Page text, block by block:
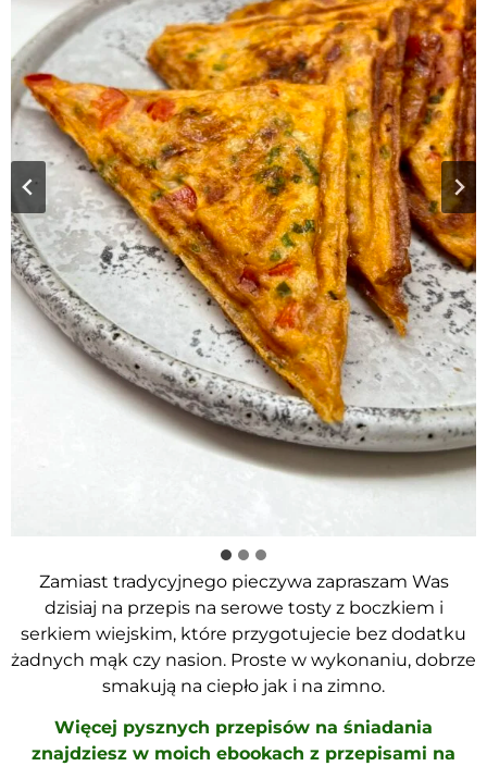
Zamiast tradycyjnego pieczywa zapraszam Was
dzisiaj na przepis na serowe tosty z boczkiem i
serkiem wiejskim, które przygotujecie bez dodatku
żadnych mąk czy nasion. Proste w wykonaniu, dobrze
smakują na ciepło jak i na zimno.
Więcej pysznych przepisów na śniadania
znajdziesz w moich ebookach z przepisami na